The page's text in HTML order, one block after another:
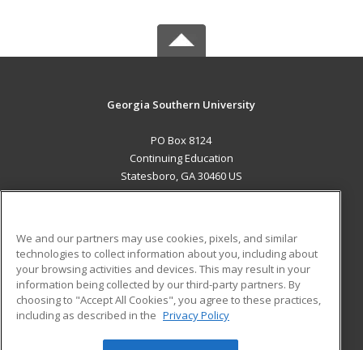
Georgia Southern University
PO Box 8124
Continuing Education
Statesboro, GA 30460 US
ADDITIONAL RESOURCES
Military
Financial Assistance
Help
Student Blog
We and our partners may use cookies, pixels, and similar
technologies to collect information about you, including about
your browsing activities and devices. This may result in your
information being collected by our third-party partners. By
choosing to "Accept All Cookies", you agree to these practices,
including as described in the Privacy Policy